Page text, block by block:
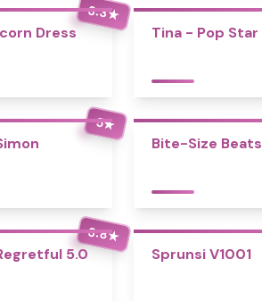
3.3★
Dress
Tina - Pop Star
5★
Bite-Size Beats
3.8★
5.0 Sprunsi V1001